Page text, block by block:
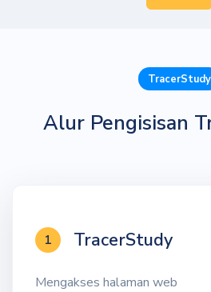
TracerStudy
Alur Pengisisan
1 TracerStudy
Mengakses halaman web